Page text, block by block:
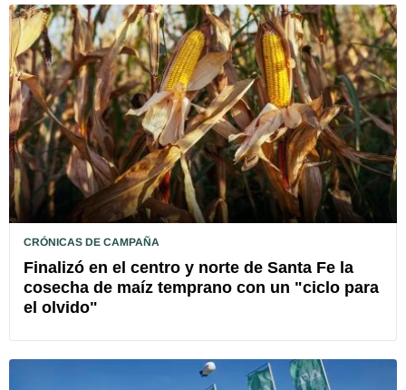
CRÓNICAS DE CAMPAÑA
Finalizó en el centro y norte de Santa Fe la
cosecha de maíz temprano con un "ciclo para
el olvido"